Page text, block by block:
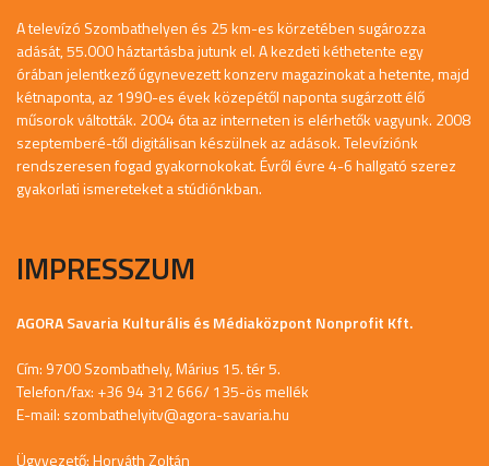
A televízó Szombathelyen és 25 km-es körzetében sugározza
adását, 55.000 háztartásba jutunk el. A kezdeti kéthetente egy
órában jelentkező úgynevezett konzerv magazinokat a hetente, majd
kétnaponta, az 1990-es évek közepétől naponta sugárzott élő
műsorok váltották. 2004 óta az interneten is elérhetők vagyunk. 2008
szeptemberé-től digitálisan készülnek az adások. Televíziónk
rendszeresen fogad gyakornokokat. Évről évre 4-6 hallgató szerez
gyakorlati ismereteket a stúdiónkban.
IMPRESSZUM
AGORA Savaria Kulturális és Médiaközpont Nonprofit Kft.
Cím: 9700 Szombathely, Márius 15. tér 5.
Telefon/fax: +36 94 312 666/ 135-ös mellék
E-mail: szombathelyitv@agora-savaria.hu
Ügyvezető: Horváth Zoltán